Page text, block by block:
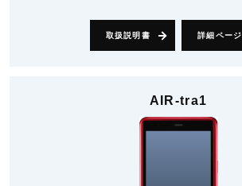
取扱説明書 詳細ページ
AIR-tra1